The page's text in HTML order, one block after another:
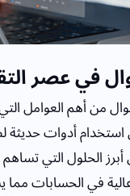
في عصر
من أهم
استخدام أدوات
الحلول التي
في الحسابات